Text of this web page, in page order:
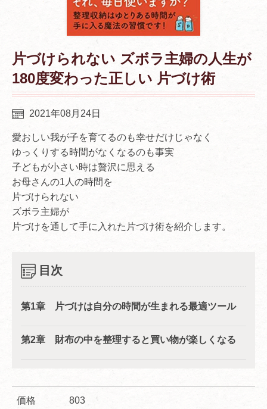
片づけられない ズボラ主婦の人生が
180度変わった正しい 片づけ術
2021年08月24日
愛おしい我が子を育てるのも幸せだけじゃなく
ゆっくりする時間がなくなるのも事実
子どもが小さい時は贅沢に思える
お母さんの1人の時間を
片づけられない
ズボラ主婦が
片づけを通して手に入れた片づけ術を紹介します。
目次
第1章 片づけは自分の時間が生まれる最適ツール
第2章 財布の中を整理すると買い物が楽しくなる
価格 803